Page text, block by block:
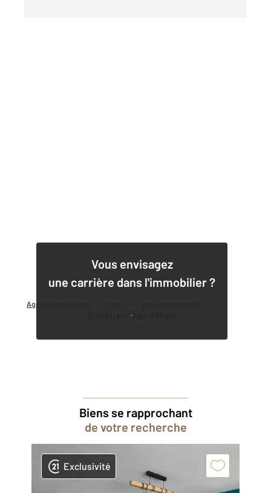
Agence immobilière
Vous envisagez
une carrière dans l'immobilier ?
Découvrir nos offres
Biens se rapprochant
de votre recherche
Exclusivité